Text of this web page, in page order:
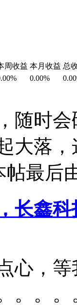
周收益 本月收益 总
0.00%
随时
大落
最后
长鑫科
心，
。。。